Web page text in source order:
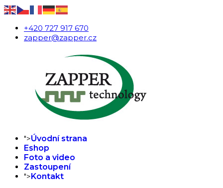
+420 727 917 670
zapper@zapper.cz
">Úvodní strana
Eshop
Foto a video
Zastoupení
">Kontakt